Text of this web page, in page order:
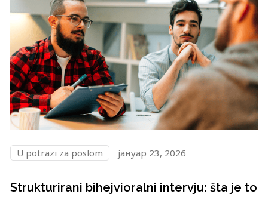
U potrazi za poslom јануар 23, 2026
Strukturirani bihejvioralni intervju: šta je to